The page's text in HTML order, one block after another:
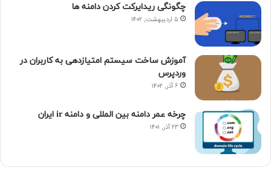
چگونگی ریدایرکت کردن دامنه ها
۵ اردیبهشت, ۱۴۰۲
آموزش ساخت سیستم امتیازدهی به کاربران در
وردپرس
۶ آذر, ۱۴۰۲
چرخه عمر دامنه بین المللی و دامنه ir ایران
۲۳ آذر, ۱۴۰۱